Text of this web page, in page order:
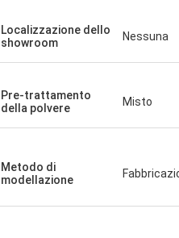
Localizzazione dello
showroom
Nessuna
Pre-trattamento
della polvere
Misto
Metodo di
modellazione